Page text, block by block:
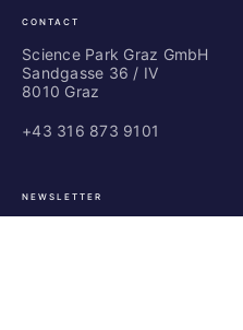
CONTACT
Science Park Graz GmbH
Sandgasse 36 / IV
8010 Graz
+43 316 873 9101
NEWSLETTER